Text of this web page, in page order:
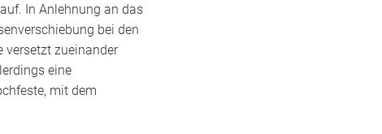
In Anlehnung an das
bei den
versetzt zueinander
eine
mit dem